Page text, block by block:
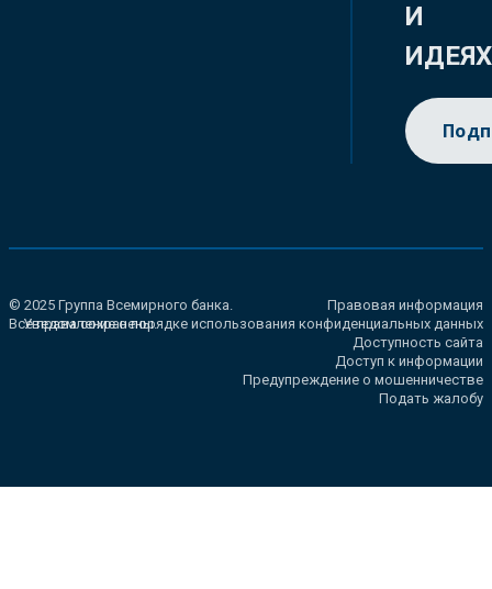
И
ИДЕЯХ
© 2025 Группа Всемирного банка.
Все права сохранены.
Правовая информация
Уведомление о порядке использования конфиденциальных данных
Доступность сайта
Доступ к информации
Предупреждение о мошенничестве
Подать жалобу